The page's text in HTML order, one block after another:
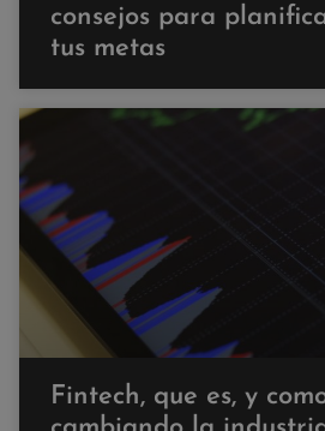
consejos para
tus metas
Fintech, que es, y